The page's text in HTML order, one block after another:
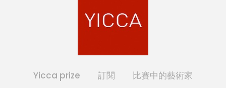
Yicca prize 訂閱 比賽中的藝術家